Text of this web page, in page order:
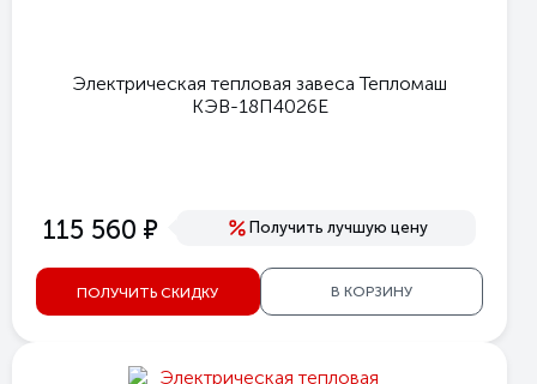
Электрическая тепловая завеса Тепломаш
КЭВ-18П4026Е
115 560 е Получить лучшую цену
ПОЛУЧИТЬ СКИДКУ В КОРЗИНУ